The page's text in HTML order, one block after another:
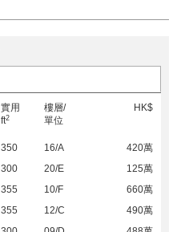
實用
ft2
樓層/
單位
HK$
350 16/A
420萬
300 20/E
125萬
355 10/F
660萬
355 12/C
490萬